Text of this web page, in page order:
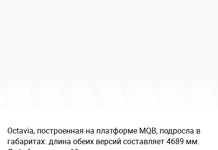
Octavia, построенная на платформе MQB, подросла в
габаритах: длина обеих версий составляет 4689 мм.